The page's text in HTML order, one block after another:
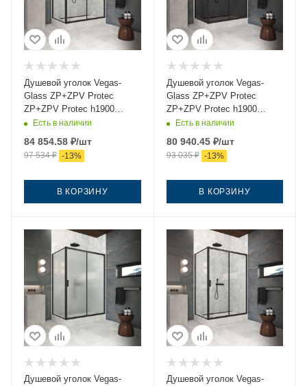
Душевой уголок Vegas-
Glass ZP+ZPV Protec
ZP+ZPV Protec h1900
170*95 02М crystalvision
профиль черный без
поддона
Есть в наличии
84 854.58 ₽/шт
97 534₽ -13%
В КОРЗИНУ
Душевой уголок Vegas-
Glass ZP+ZPV Protec
ZP+ZPV Protec h1900
170*95 02М 07 170х95
профиль черный без
поддона
Есть в наличии
80 940.45₽/шт
93 035₽ -13%
В КОРЗИНУ
Душевой уголок Vegas-
Душевой уголок Vegas-